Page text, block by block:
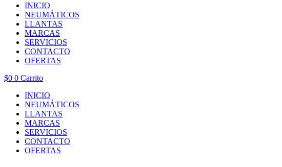
INICIO
NEUMÁTICOS
LLANTAS
MARCAS
SERVICIOS
CONTACTO
OFERTAS
$0 0 Carrito
INICIO
NEUMÁTICOS
LLANTAS
MARCAS
SERVICIOS
CONTACTO
OFERTAS